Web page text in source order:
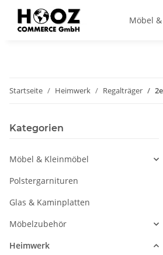
Möbel
Startseite Heimwerk Regalträger
Kategorien
Möbel & Kleinmöbel
Polstergarnituren
Glas & Kaminplatten
Möbelzubehör
Heimwerk